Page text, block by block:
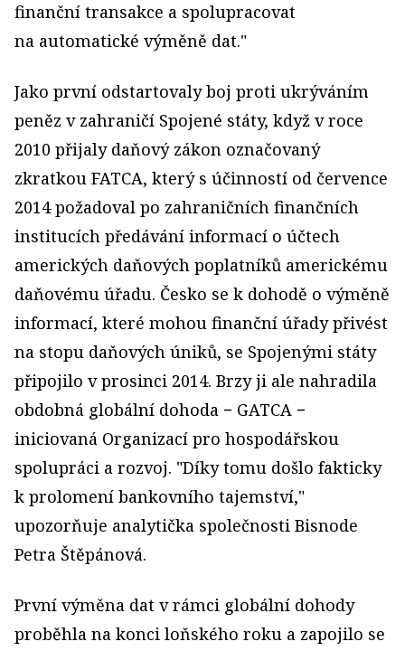
finanční transakce a spolupracovat
na automatické výměně dat."
Jako první odstartovaly boj proti ukrýváním
peněz v zahraničí Spojené státy, když v roce
2010 přijaly daňový zákon označovaný
zkratkou FATCA, který s účinností od července
2014 požadoval po zahraničních finančních
institucích předávání informací o účtech
amerických daňových poplatníků americkému
daňovému úřadu. Česko se k dohodě o výměně
informací, které mohou finanční úřady přivést
na stopu daňových úniků, se Spojenými státy
připojilo v prosinci 2014. Brzy ji ale nahradila
obdobná globální dohoda − GATCA −
iniciovaná Organizací pro hospodářskou
spolupráci a rozvoj. "Díky tomu došlo fakticky
k prolomení bankovního tajemství,"
upozorňuje analytička společnosti Bisnode
Petra Štěpánová.
První výměna dat v rámci globální dohody
proběhla na konci loňského roku a zapojilo se